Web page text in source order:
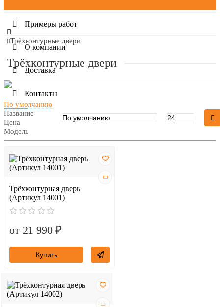
Примеры работ
О компании
Доставка
Контакты
Трёхконтурные двери
Трёхконтурные двери
По умолчанию
Название
Цена
Модель
Трёхконтурная дверь
(Артикул 14001)
от 21 990 ₽
Купить